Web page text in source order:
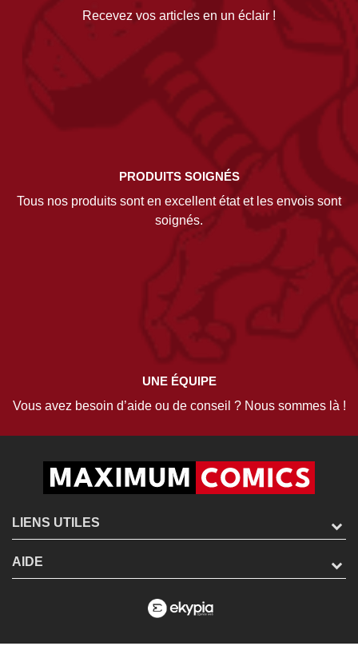
Recevez vos articles en un éclair !
PRODUITS SOIGNÉS
Tous nos produits sont en excellent état et les envois sont
soignés.
UNE ÉQUIPE
Vous avez besoin d’aide ou de conseil ? Nous sommes là !
LIENS UTILES
AIDE